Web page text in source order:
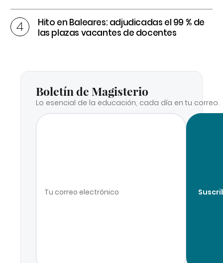
Hito en Baleares: adjudicadas el 99 % de
las plazas vacantes de docentes
Boletín de Magisterio
Lo esencial de la educación, cada día en tu correo.